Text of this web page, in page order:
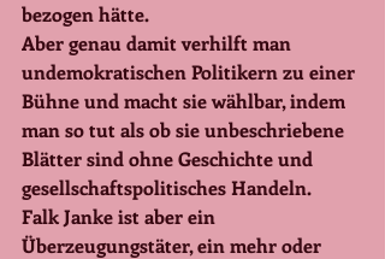
bezogen hätte.
Aber genau damit verhilft man
undemokratischen Politikern zu einer
Bühne und macht sie wählbar, indem
man so tut als ob sie unbeschriebene
Blätter sind ohne Geschichte und
gesellschaftspolitisches Handeln.
Falk Janke ist aber ein
Überzeugungstäter, ein mehr oder